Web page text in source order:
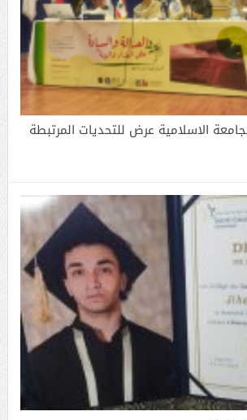
الاسلامية عرض للتحديات المرتبطة